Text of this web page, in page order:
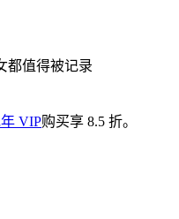
都值得被记录
VIP购买享 8.5 折。